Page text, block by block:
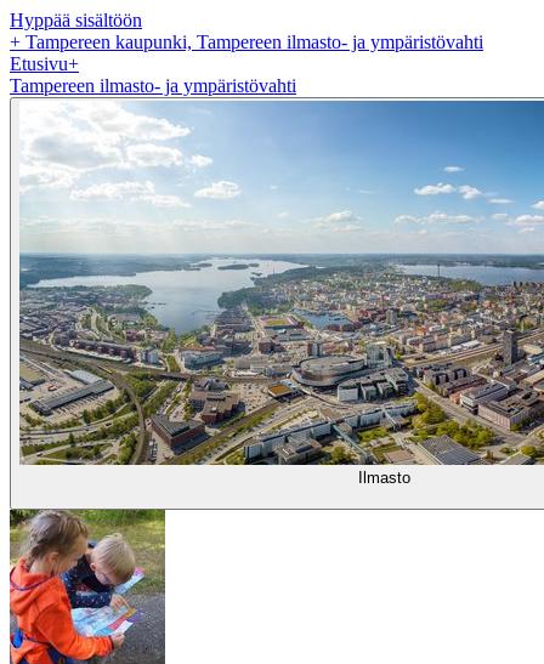
Hyppää sisältöön
+ Tampereen kaupunki, Tampereen ilmasto- ja ympäristövahti
Etusivu+
Tampereen ilmasto- ja ympäristövahti
Ilmasto